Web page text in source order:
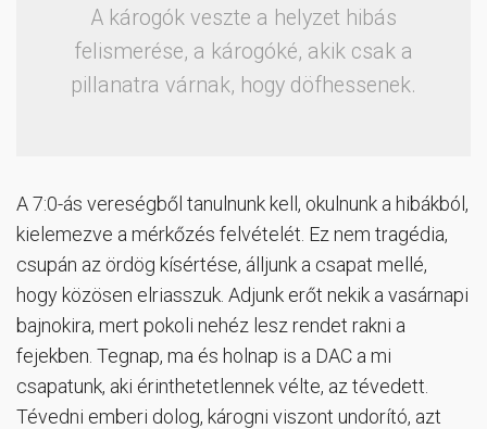
A károgók veszte a helyzet hibás
felismerése, a károgóké, akik csak a
pillanatra várnak, hogy döfhessenek.
A 7:0-ás vereségből tanulnunk kell, okulnunk a hibákból,
kielemezve a mérkőzés felvételét. Ez nem tragédia,
csupán az ördög kísértése, álljunk a csapat mellé,
hogy közösen elriasszuk. Adjunk erőt nekik a vasárnapi
bajnokira, mert pokoli nehéz lesz rendet rakni a
fejekben. Tegnap, ma és holnap is a DAC a mi
csapatunk, aki érinthetetlennek vélte, az tévedett.
Tévedni emberi dolog, károgni viszont undorító, azt